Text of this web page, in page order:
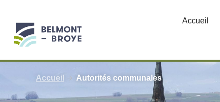
contenu
Accueil
Accueil Autorités communales